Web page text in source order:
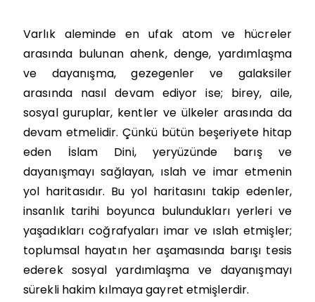
Varlık aleminde en ufak atom ve hücreler
arasında bulunan ahenk, denge, yardımlaşma
ve dayanışma, gezegenler ve galaksiler
arasında nasıl devam ediyor ise; birey, aile,
sosyal guruplar, kentler ve ülkeler arasında da
devam etmelidir. Çünkü bütün beşeriyete hitap
eden İslam Dini, yeryüzünde barış ve
dayanışmayı sağlayan, ıslah ve imar etmenin
yol haritasıdır. Bu yol haritasını takip edenler,
insanlık tarihi boyunca bulundukları yerleri ve
yaşadıkları coğrafyaları imar ve ıslah etmişler;
toplumsal hayatın her aşamasında barışı tesis
ederek sosyal yardımlaşma ve dayanışmayı
sürekli hakim kılmaya gayret etmişlerdir.